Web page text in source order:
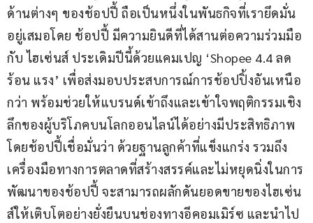
ด้านต่างๆ ของช้อปปี้ ถือเป็นหนึ่งในพันธกิจที่เรายึดมั่น
อยู่เสมอโดย ช้อปปี้ มีความยินดีที่ได้สานต่อความร่วมมือ
กับ ไฮเซ่นส์ ประเดิมปีนี้ด้วยแคมเปญ ‘Shopee 4.4 ลด
ร้อน แรง’ เพื่อส่งมอบประสบการณ์การช้อปปิ้งอันเหนือ
กว่า พร้อมช่วยให้แบรนด์เข้าถึงและเข้าใจพฤติกรรมเชิง
ลึกของผู้บริโภคบนโลกออนไลน์ได้อย่างมีประสิทธิภาพ
โดยช้อปปี้เชื่อมั่นว่า ด้วยฐานลูกค้าที่แข็งแกร่ง รวมถึง
เครื่องมือทางการตลาดที่สร้างสรรค์และไม่หยุดนิ่งในการ
พัฒนาของช้อปปี้ จะสามารถผลักดันยอดขายของไฮเซ่น
ส์ให้เติบโตอย่างยั่งยืนบนช่องทางอีคอมเมิร์ซ และนำไป